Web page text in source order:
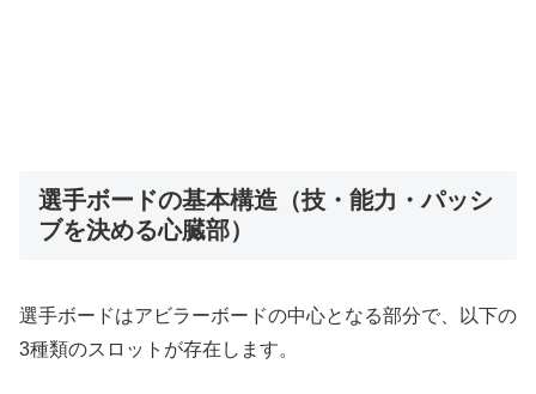
選手ボードの基本構造（技・能力・パッシ
ブを決める心臓部）
選手ボードはアビラーボードの中心となる部分で、以下の
3種類のスロットが存在します。